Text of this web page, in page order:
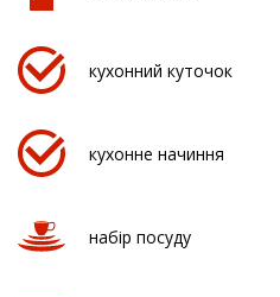
кухонний куточок
кухонне начиння
набір посуду